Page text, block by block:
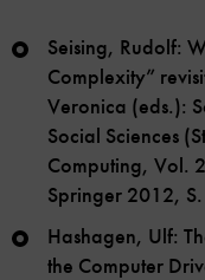
Seising, Rudolf:
Complexity”
Veronica (eds.):
Social Sciences
Computing, Vol.
Springer 2012,
Hashagen, Ulf:
the Computer